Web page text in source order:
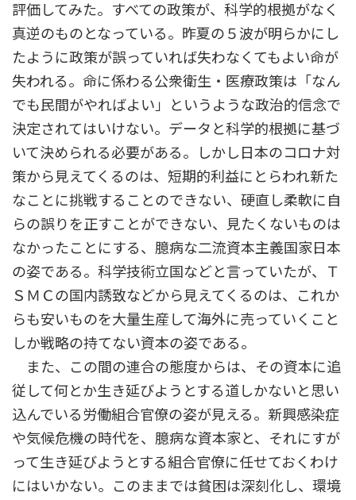
評価してみた。すべての政策が、科学的根拠がなく
真逆のものとなっている。昨夏の５波が明らかにし
たように政策が誤っていれば失わなくてもよい命が
失われる。命に係わる公衆衛生・医療政策は「なん
でも民間がやればよい」というような政治的信念で
決定されてはいけない。データと科学的根拠に基づ
いて決められる必要がある。しかし日本のコロナ対
策から見えてくるのは、短期的利益にとらわれ新た
なことに挑戦することのできない、硬直し柔軟に自
らの誤りを正すことができない、見たくないものは
なかったことにする、臆病な二流資本主義国家日本
の姿である。科学技術立国などと言っていたが、Ｔ
ＳＭＣの国内誘致などから見えてくるのは、これか
らも安いものを大量生産して海外に売っていくこと
しか戦略の持てない資本の姿である。
また、この間の連合の態度からは、その資本に追
従して何とか生き延びようとする道しかないと思い
込んでいる労働組合官僚の姿が見える。新興感染症
や気候危機の時代を、臆病な資本家と、それにすが
って生き延びようとする組合官僚に任せておくわけ
にはいかない。このままでは貧困は深刻化し、環境